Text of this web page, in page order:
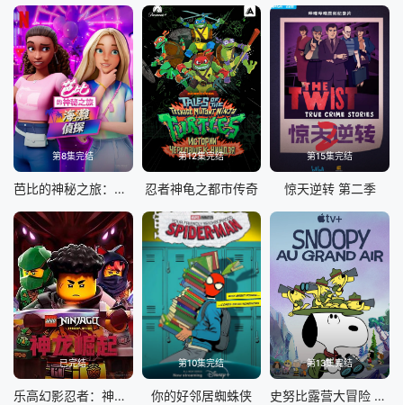
第8集完结
芭比的神秘之旅：海滩探案集国语
第12集完结
忍者神龟之都市传奇
第15集完结
惊天逆转 第二季
已完结
乐高幻影忍者：神龙崛起第三季
第10集完结
你的好邻居蜘蛛侠
第13集完结
史努比露营大冒险 第一季